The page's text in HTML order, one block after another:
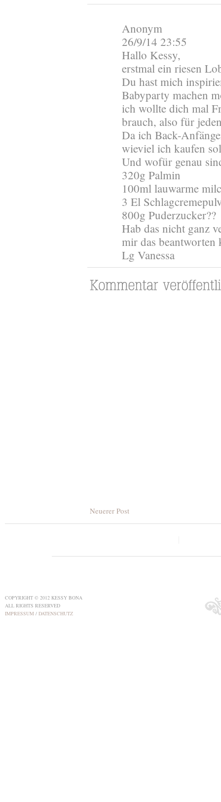
Anonym
26/9/14 23:55
Hallo Kessy,
erstmal ein riesen
Du hast mich
Babyparty machen
ich wollte dich mal
brauch, also für
Da ich Back-
wieviel ich kaufen
Und wofür genau
320g Palmin
100ml lauwarme
3 El
800g Puderzucker??
Hab das nicht ganz
mir das beantworten
Lg Vanessa
Neuerer Post
COPYRIGHT © 2012 KESSY BONA
ALL RIGHTS RESERVED
IMPRESSUM / DATENSCHUTZ